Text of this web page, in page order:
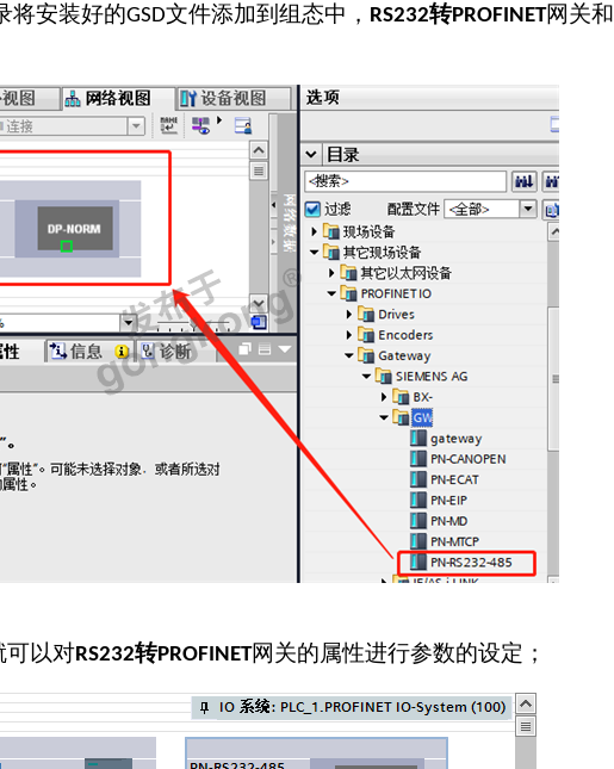
将安装好的GSD文件添加到组态中， RS232转PROFINET网关和
可以对RS232转PROFINET网关的属性进行参数的设定；